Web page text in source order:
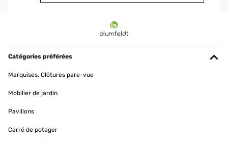
Bad sehr klein ist und wir ihn zur Ergänzung für die
Fußbodenheizung benötigen. Die Installation durch einen
und Qualität hat auch einen guten Eindruck gemacht. Außerdem
Catégories préférées
Marquises, Clôtures pare-vue
Mobilier de jardin
Pavillons
Carré de potager